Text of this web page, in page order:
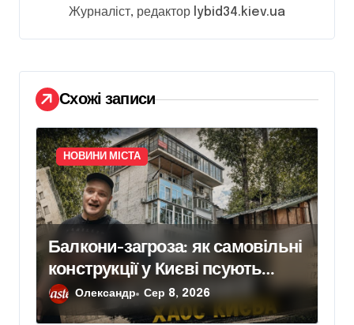
и
с
і
в
Журналіст, редактор lybid34.kiev.ua
Схожі записи
НОВИНИ МІСТА
Балкони-загроза: як самовільні
конструкції у Києві псують
фасади будинків і ставлять під
ризик сусідів
Олександр Сер 8, 2026